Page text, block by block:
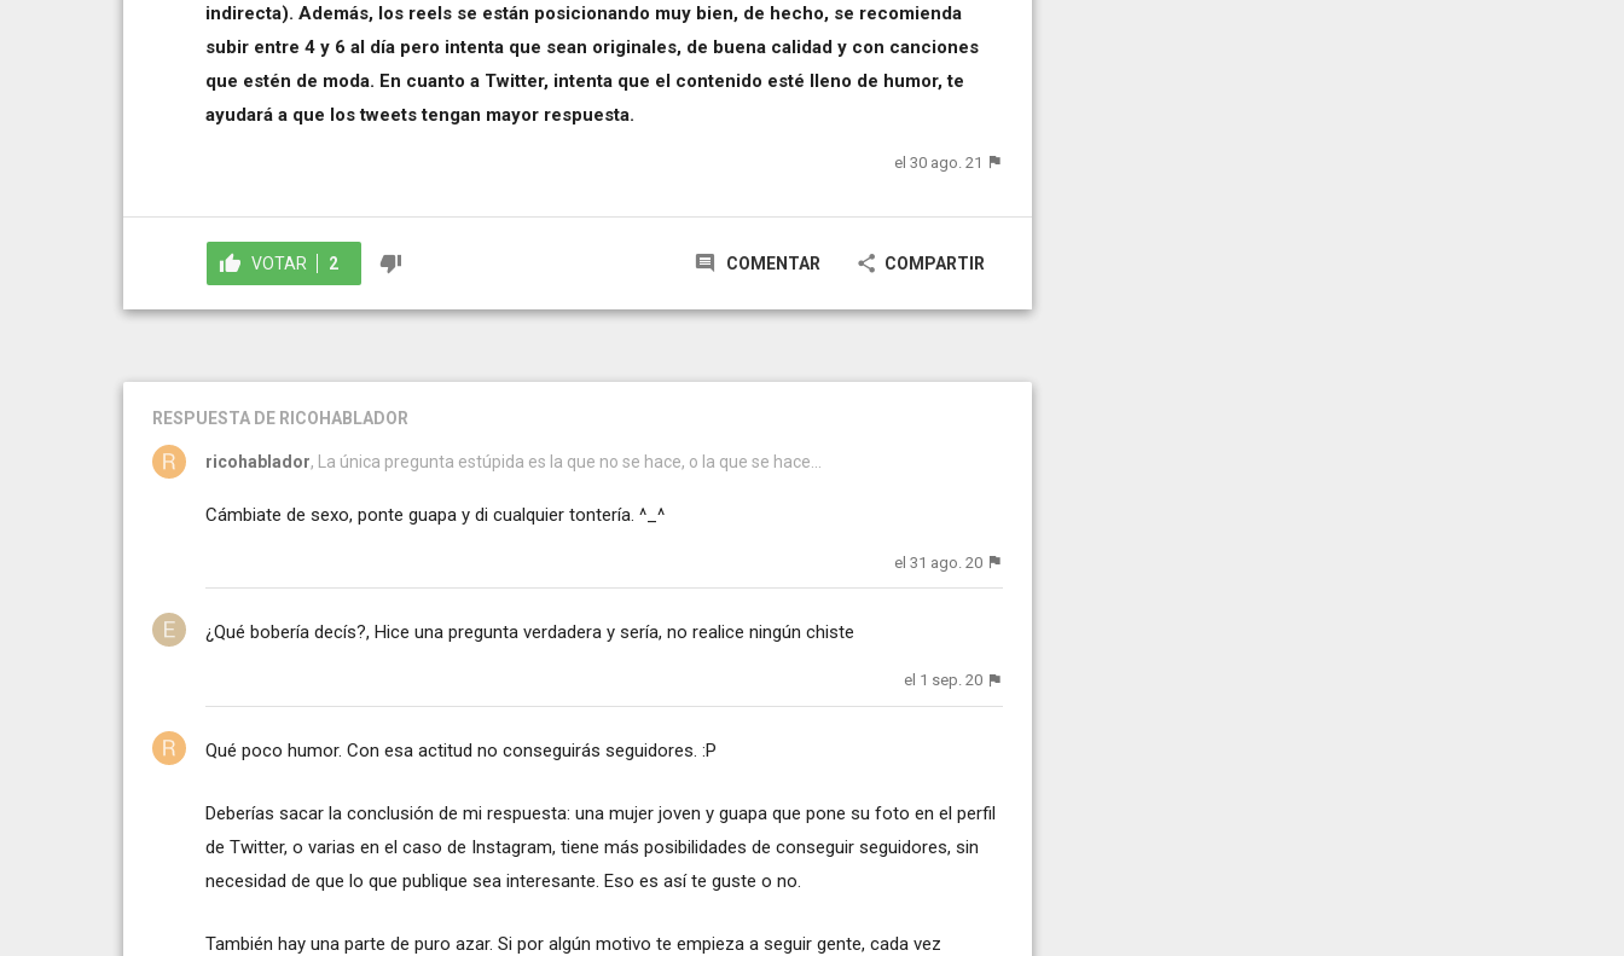
indirecta). Además, los reels se están posicionando muy bien, de hecho, se recomienda
subir entre 4 y 6 al día pero intenta que sean originales, de buena calidad y con canciones
que estén de moda. En cuanto a Twitter, intenta que el contenido esté lleno de humor, te
ayudará a que los tweets tengan mayor respuesta.
el 30 ago. 21
VOTAR 2 COMENTAR COMPARTIR
RESPUESTA DE RICOHABLADOR
ricohablador, La única pregunta estúpida es la que no se hace, o la que se hace...
Cámbiate de sexo, ponte guapa y di cualquier tontería. ^_^
el 31 ago. 20
¿Qué bobería decís?, Hice una pregunta verdadera y sería, no realice ningún chiste
el 1 sep. 20
Qué poco humor. Con esa actitud no conseguirás seguidores. :P
Deberías sacar la conclusión de mi respuesta: una mujer joven y guapa que pone su foto en el perfil
de Twitter, o varias en el caso de Instagram, tiene más posibilidades de conseguir seguidores, sin
necesidad de que lo que publique sea interesante. Eso es así te guste o no.
También hay una parte de puro azar. Si por algún motivo te empieza a seguir gente, cada vez